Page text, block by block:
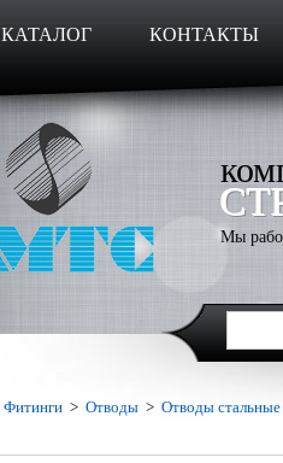
КАТАЛОГ КОНТАКТЫ
Мы
Фитинги > Отводы > Отводы стальные